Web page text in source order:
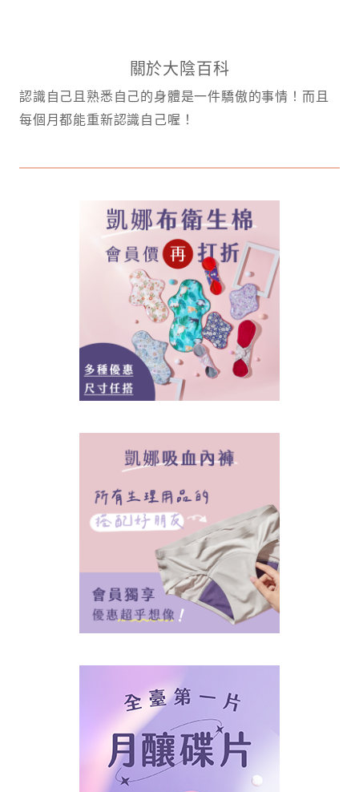
關於大陰百科
認識自己且熟悉自己的身體是一件驕傲的事情！而且
每個月都能重新認識自己喔！